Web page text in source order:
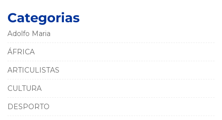
Categorias
Adolfo Maria
ÁFRICA
ARTICULISTAS
CULTURA
DESPORTO